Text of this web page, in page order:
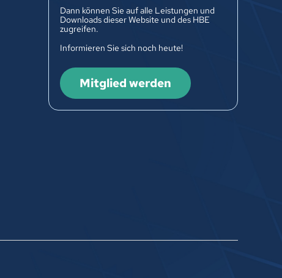
Dann können Sie auf alle Leistungen und
Downloads dieser Website und des HBE
zugreifen.
Informieren Sie sich noch heute!
Mitglied werden